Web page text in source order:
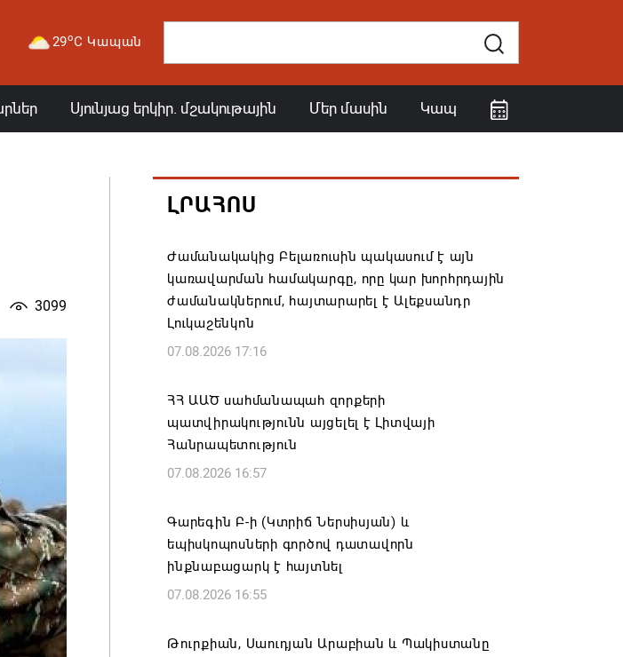
29oC Կապան
Սյունյաց երկիր. մշակութային Մեր մասին Կապ
3099
ԼՐԱՀՈՍ
Ժամանակակից Բելառուսին պակասում է այն
կառավարման համակարգը, որը կար խորհրդային
ժամանակներում, հայտարարել է Ալեքսանդր
Լուկաշենկոն
07.08.2026 17:16
ՀՀ ԱԱԾ սահմանապահ զորքերի
պատվիրակությունն այցելել է Լիտվայի
Հանրապետություն
07.08.2026 16:57
Գարեգին Բ-ի (Կտրիճ Ներսիսյան) և
եպիսկոպոսների գործով դատավորն
ինքնաբացարկ է հայտնել
07.08.2026 16:55
Թուրքիան, Սաուդյան Արաբիան և Պակիստանը